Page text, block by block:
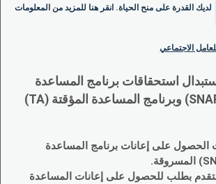
لديك القدرة على منح الحياة. انقر هنا للمزيد من المعلومات
الاجتماعي
استحقاقات برنامج المساعدة
الغذائية التكميلية (SNAP) وبرنامج المساعدة المؤقتة (TA)
الحصول على إعانات برنامج المساعدة
بطلب للحصول على إعانات المساعدة